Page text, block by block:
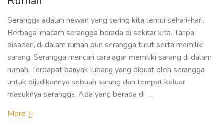
Serangga adalah hewan yang sering kita temui sehari-hari.
Berbagai macam serangga berada di sekitar kita. Tanpa
disadari, di dalam rumah pun serangga turut serta memiliki
sarang. Serangga mencari cara agar memiliki sarang di dalam
rumah. Terdapat banyak lubang yang dibuat oleh serangga
untuk dijadikannya sebuah sarang dan tempat keluar
masuknya serangga. Ada yang berada di …
More